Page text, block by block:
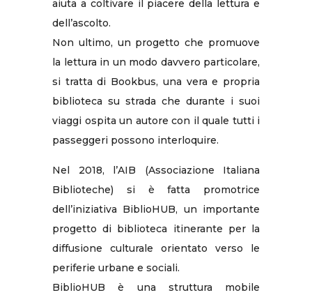
aiuta a coltivare il piacere della lettura e
dell’ascolto.
Non ultimo, un progetto che promuove
la lettura in un modo davvero particolare,
si tratta di Bookbus, una vera e propria
biblioteca su strada che durante i suoi
viaggi ospita un autore con il quale tutti i
passeggeri possono interloquire.
Nel 2018, l’AIB (Associazione Italiana
Biblioteche) si è fatta promotrice
dell’iniziativa BiblioHUB, un importante
progetto di biblioteca itinerante per la
diffusione culturale orientato verso le
periferie urbane e sociali.
BiblioHUB è una struttura mobile